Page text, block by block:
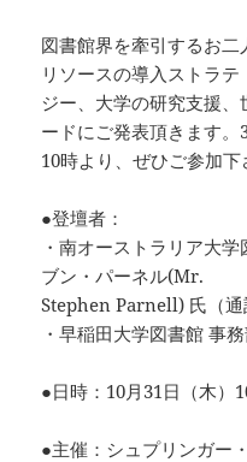
図書館界を牽引するお
リソースの導入ストラテ
ジー、大学の研究支援
ードにご発表頂きます。
10時より、ぜひご参加下
●登壇者：
・南オーストラリア大
ブン・パーネル(Mr.
Stephen Parnell) 氏（通
・早稲田大学図書館 事
●日時：10月31日（木）
●主催：シュプリンガー